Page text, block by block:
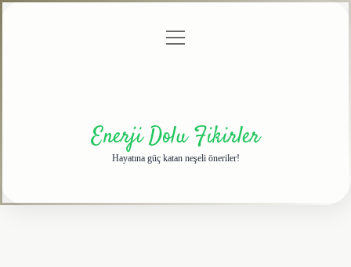
menüyü
Enerji Dolu Fikirler
Hayatına güç katan neşeli öneriler!